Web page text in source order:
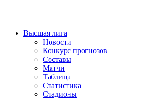
Высшая лига
Новости
Конкурс прогнозов
Составы
Матчи
Таблица
Статистика
Стадионы